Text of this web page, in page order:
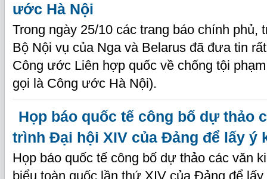
ước Hà Nội
Trong ngày 25/10 các trang báo chính phủ,
Bộ Nội vụ của Nga và Belarus đã đưa tin
Công ước Liên hợp quốc về chống tội
gọi là Công ước Hà Nội).
Họp báo quốc tế công bố dự thảo
trình Đại hội XIV của Đảng để lấy ý
Họp báo quốc tế công bố dự thảo các văn
biểu toàn quốc lần thứ XIV của Đảng để